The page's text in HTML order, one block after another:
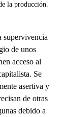
la producción.
de unos
acceso al
Se
asertiva y
de otras
debido a